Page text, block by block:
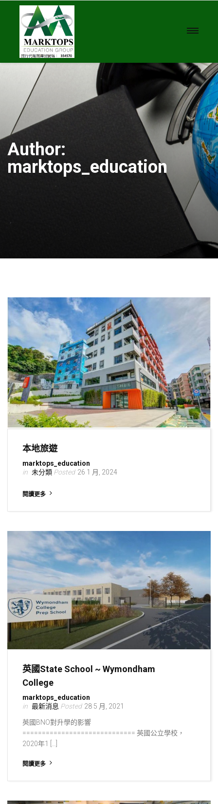
Author:
marktops_education
本地旅遊
marktops_education
未分類
26 1 月, 2024
閱讀更多
英國State School ~ Wymondham
College
marktops_education
最新消息
28 5 月, 2021
英國BNO對升學的影響
============================= 英國公立學校，
2020年1 […]
閱讀更多